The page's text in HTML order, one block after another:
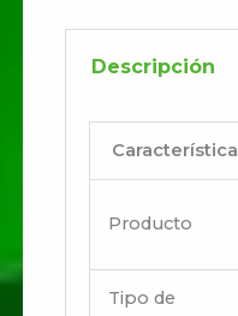
Descripción
Característica
Producto
Tipo de